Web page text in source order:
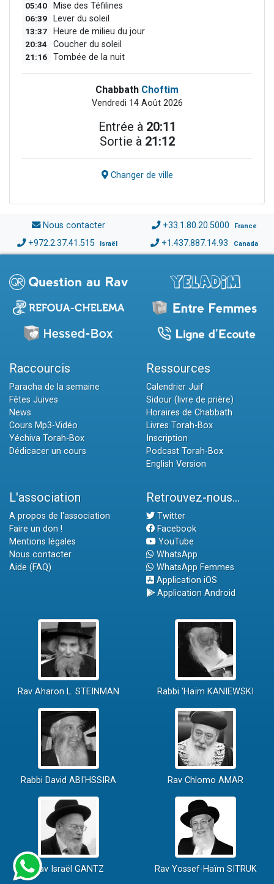
05:40 Mise des Téfilines
06:39 Lever du soleil
13:37 Heure de milieu du jour
20:34 Coucher du soleil
21:16 Tombée de la nuit
Chabbath Choftim
Vendredi 14 Août 2026
Entrée à 20:11
Sortie à 21:12
Changer de ville
Nous contacter +33.1.80.20.5000 France
+972.2.37.41.515 Israël +1.437.887.14.93 Canada
Raccourcis
Paracha de la semaine
Fêtes Juives
News
Cours Mp3-Vidéo
Yéchiva Torah-Box
Dédicacer un cours
Ressources
Calendrier Juif
Sidour (livre de prière)
Horaires de Chabbath
Livres Torah-Box
Inscription
Podcast Torah-Box
English Version
L'association
A propos de l'association
Faire un don !
Mentions légales
Nous contacter
Aide (FAQ)
Retrouvez-nous...
Twitter
Facebook
YouTube
WhatsApp
WhatsApp Femmes
Application iOS
Application Android
Rav Aharon L. STEINMAN Rabbi 'Haïm KANIEWSKI
Rabbi David ABI'HSSIRA Rav Chlomo AMAR
Rav Israël GANTZ Rav Yossef-Haïm SITRUK